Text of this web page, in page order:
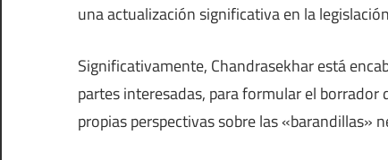
una actualización significativa en la
Significativamente, Chandrasekhar está
partes interesadas, para formular el borrador
propias perspectivas sobre las «barandillas»